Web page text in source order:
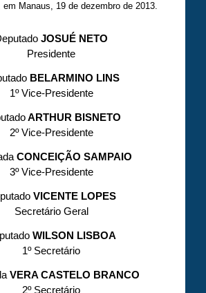
em Manaus, 19 de dezembro de 2013.
JOSUÉ NETO
Presidente
BELARMINO LINS
1º Vice-Presidente
ARTHUR BISNETO
2º Vice-Presidente
CONCEIÇÃO SAMPAIO
3º Vice-Presidente
VICENTE LOPES
Secretário Geral
WILSON LISBOA
1º Secretário
VERA CASTELO BRANCO
2º Secretário